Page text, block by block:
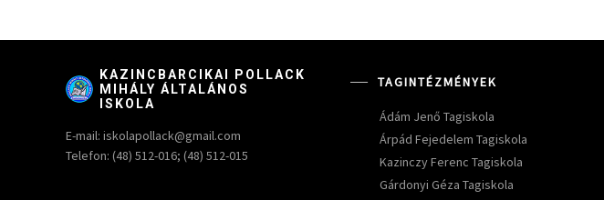
KAZINCBARCIKAI POLLACK
MIHÁLY ÁLTALÁNOS
ISKOLA
E-mail: iskolapollack@gmail.com
Telefon: (48) 512-016; (48) 512-015
TAGINTÉZMÉNYEK
Ádám Jenő Tagiskola
Árpád Fejedelem Tagiskola
Kazinczy Ferenc Tagiskola
Gárdonyi Géza Tagiskola